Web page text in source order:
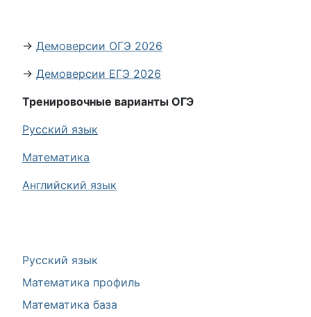
Русский язык
Математика профиль
Математика база
→ Демоверсии ОГЭ 2026
→ Демоверсии ЕГЭ 2026
Тренировочные варианты ОГЭ
Русский язык
Математика
Английский язык